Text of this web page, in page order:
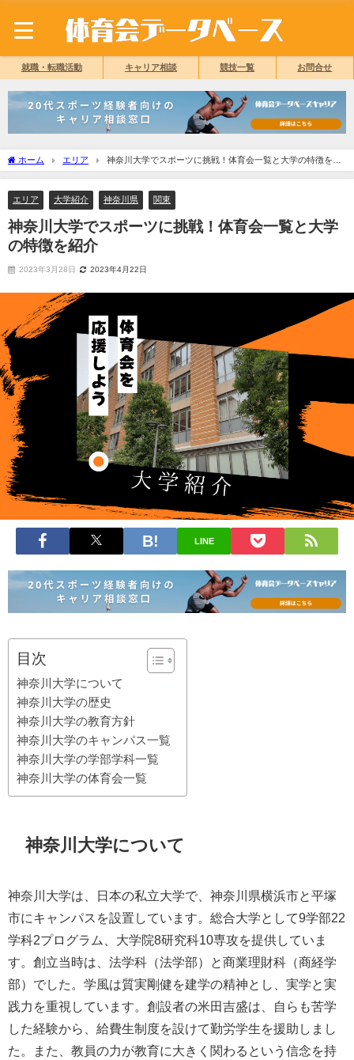
就職・転職活動 キャリア相談 競技一覧 お問合せ
ホーム エリア
神奈川大学でスポーツに挑戦！体育会一覧と大学の特徴を紹
介
エリア 大学紹介 神奈川県 関東
神奈川大学でスポーツに挑戦！体育会一覧と大学
の特徴を紹介
2023年3月28日 2023年4月22日
LINE
目次
神奈川大学について
神奈川大学の歴史
神奈川大学の教育方針
神奈川大学のキャンパス一覧
神奈川大学の学部学科一覧
神奈川大学の体育会一覧
神奈川大学について
神奈川大学は、日本の私立大学で、神奈川県横浜市と平塚
市にキャンパスを設置しています。総合大学として9学部22
学科2プログラム、大学院8研究科10専攻を提供していま
す。創立当時は、法学科（法学部）と商業理財科（商経学
部）でした。学風は質実剛健を建学の精神とし、実学と実
践力を重視しています。創設者の米田吉盛は、自らも苦学
した経験から、給費生制度を設けて勤労学生を援助しまし
た。また、教員の力が教育に大きく関わるという信念を持